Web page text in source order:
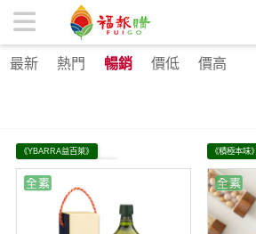
節慶禮盒 | 福報購蔬食購物商城
最新 熱門 暢銷 價低 價高
《YBARRA益百萊》
品牌館未滿$1000 運費$80
《積極本味》